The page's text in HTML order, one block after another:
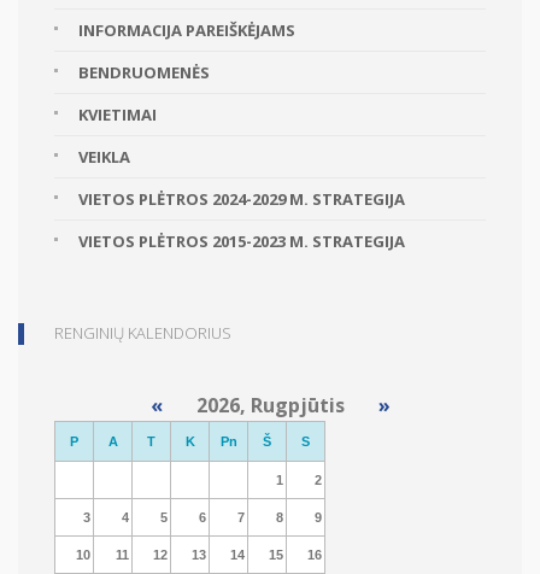
INFORMACIJA PAREIŠKĖJAMS
BENDRUOMENĖS
KVIETIMAI
VEIKLA
VIETOS PLĖTROS 2024-2029 M. STRATEGIJA
VIETOS PLĖTROS 2015-2023 M. STRATEGIJA
RENGINIŲ KALENDORIUS
«2026, Rugpjūtis »
P A T K Pn Š S
1 2
3 4 5 6 7 8 9
10 11 12 13 14 15 16